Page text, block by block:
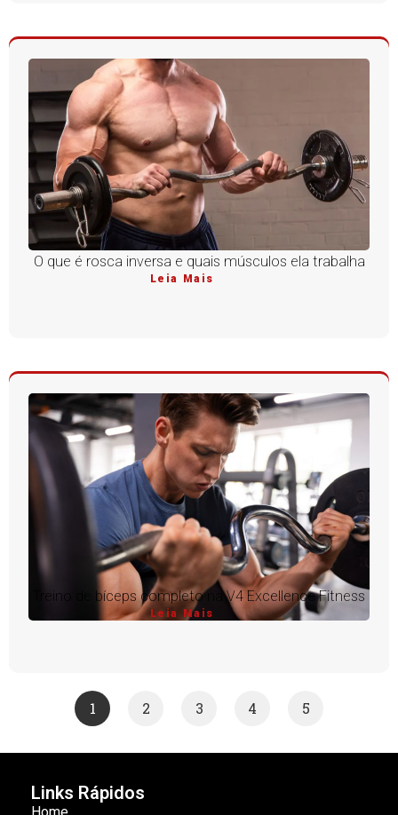
O que é rosca inversa e quais músculos ela trabalha
Leia Mais
Treino de bíceps completo na V4 Excellence Fitness
Leia Mais
1 2 3 4 5
Links Rápidos